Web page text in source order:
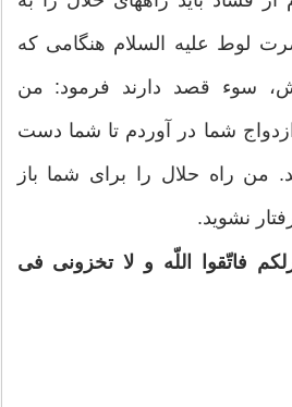
لوط عليه السلام هنگامى كه
سوء قصد دارند فرمود: من
شما در آوردم تا شما دست
من راه حلال را براى شما باز
نشويد.
فاتّقوا اللّه و لا تخزونى فى